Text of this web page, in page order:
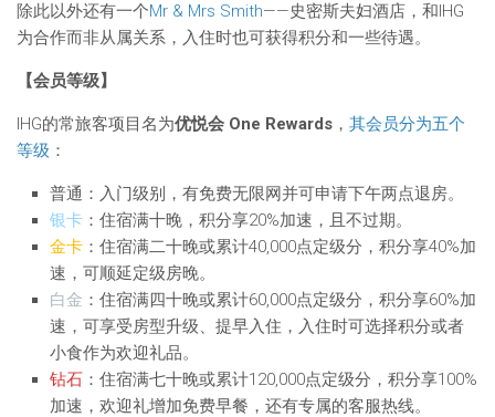
除此以外还有一个Mr & Mrs Smith——史密斯夫妇酒店，和IHG
为合作而非从属关系，入住时也可获得积分和一些待遇。
【会员等级】
IHG的常旅客项目名为优悦会 One Rewards ， 其会员分为五个
等级 ：
普通：入门级别，有免费无限网并可申请下午两点退房。
银卡 ：住宿满十晚，积分享20%加速，且不过期。
金卡 ：住宿满二十晚或累计40,000点定级分，积分享40%加
速，可顺延定级房晚。
白金 ：住宿满四十晚或累计60,000点定级分，积分享60%加
速，可享受房型升级、提早入住，入住时可选择积分或者
小食作为欢迎礼品。
钻石 ：住宿满七十晚或累计120,000点定级分，积分享100%
加速，欢迎礼增加免费早餐，还有专属的客服热线。